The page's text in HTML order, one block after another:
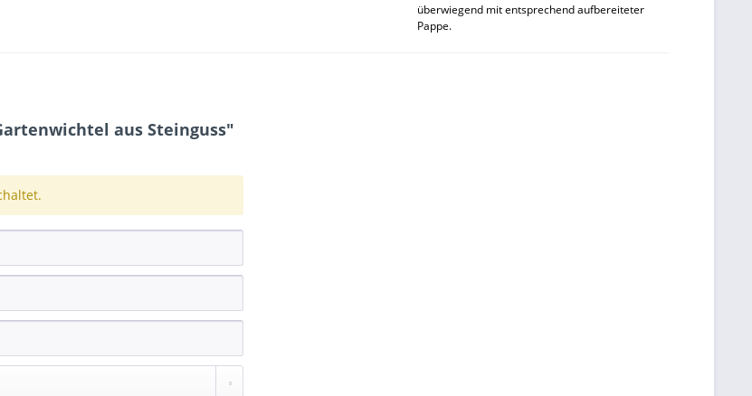
überwiegend mit entsprechend aufbereiteter
Pappe.
aus Steinguss"